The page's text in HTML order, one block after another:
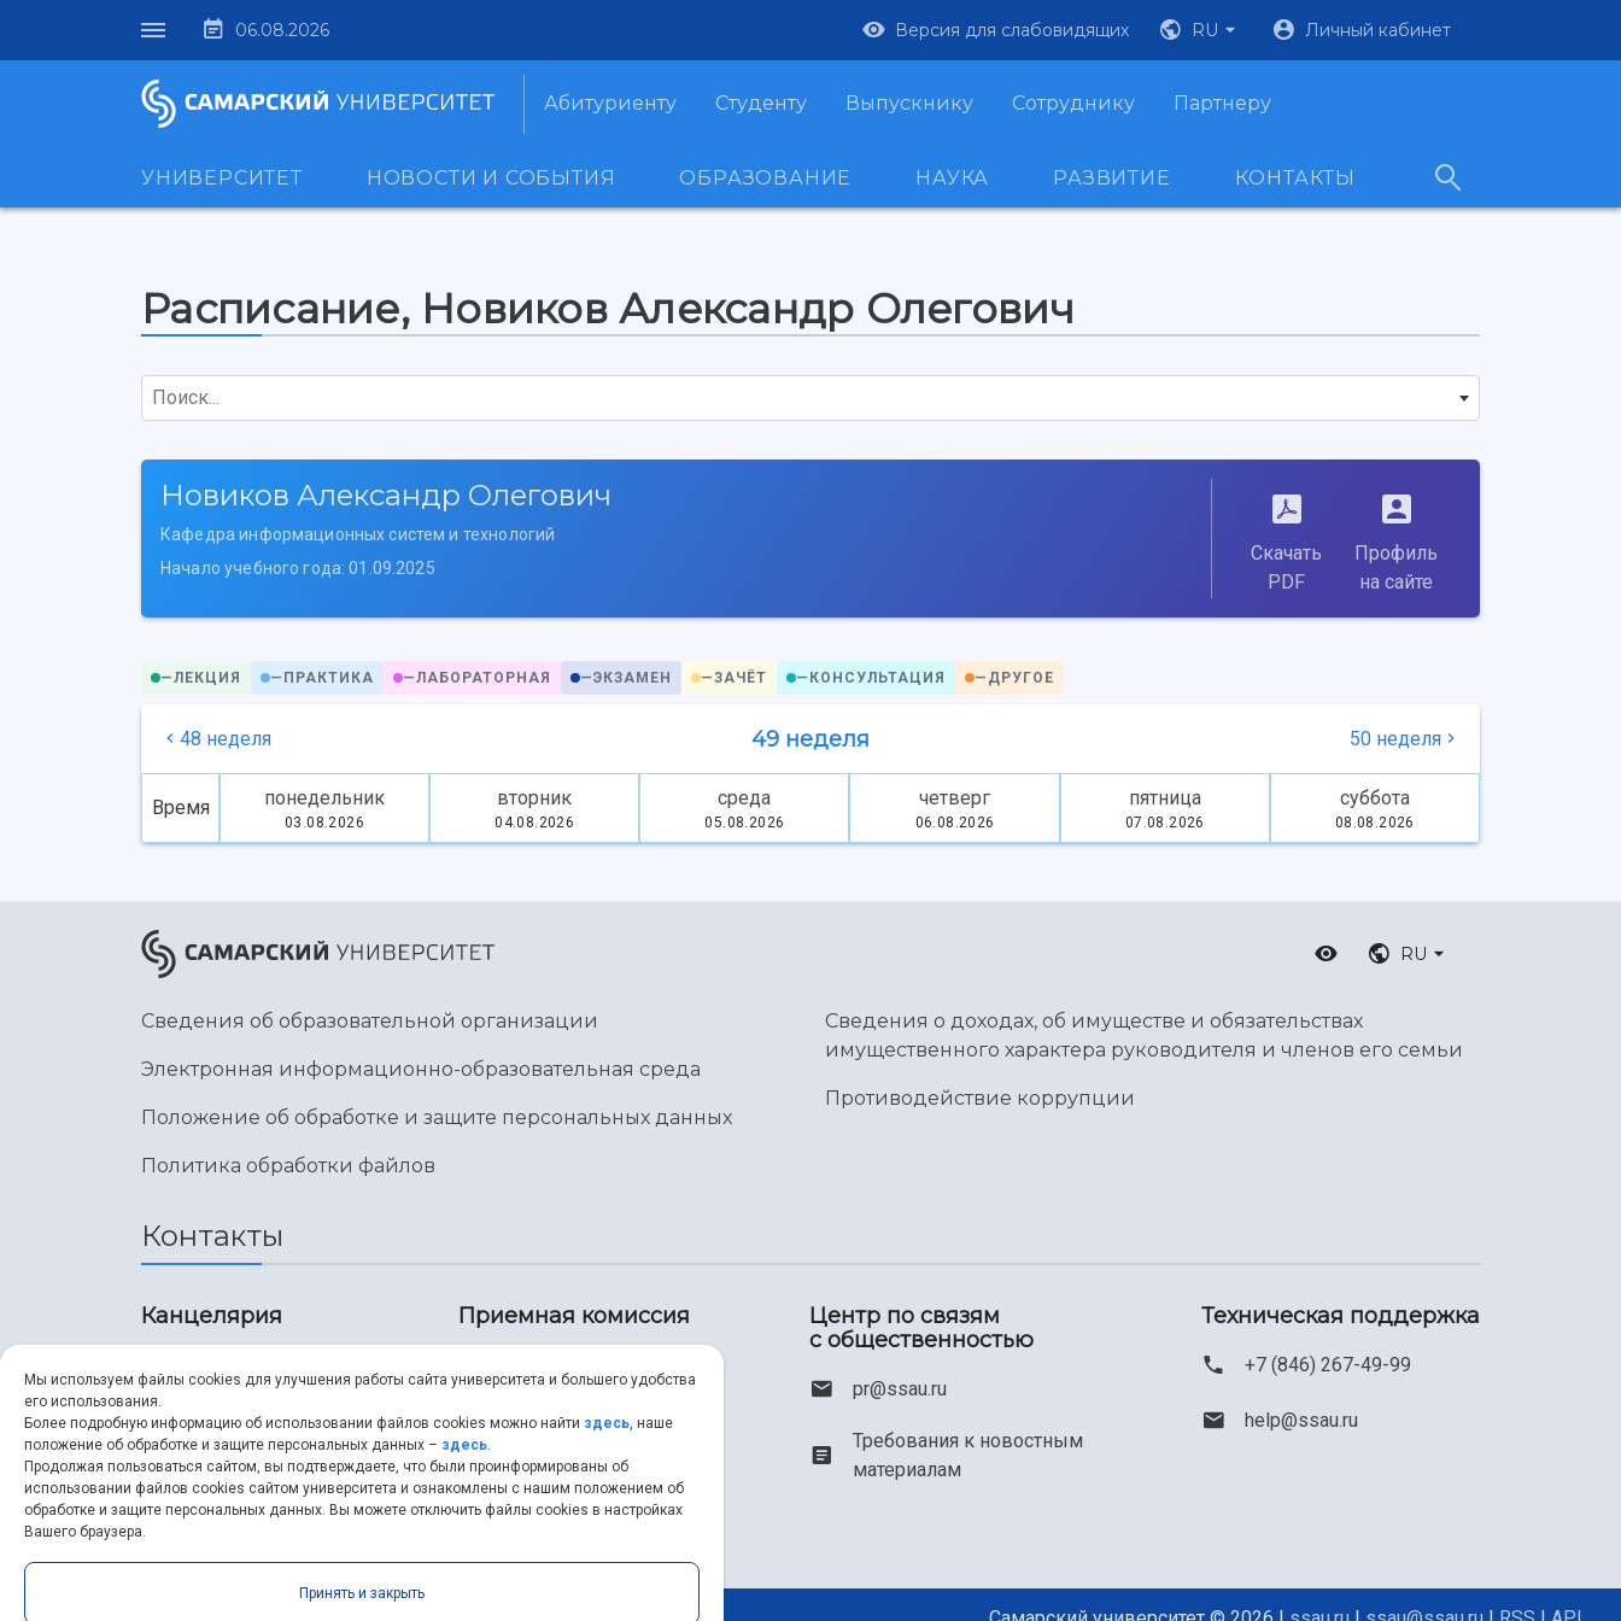
06.08.2026 Версия для слабовидящих RU Личный кабинет
Абитуриенту Студенту Выпускнику Сотруднику Партнеру
УНИВЕРСИТЕТ НОВОСТИ И СОБЫТИЯ ОБРАЗОВАНИЕ НАУКА РАЗВИТИЕ КОНТАКТЫ
Расписание, Новиков Александр Олегович
Поиск...
Новиков Александр Олегович
Кафедра информационных систем и технологий
Начало учебного года: 01.09.2025
Скачать
PDF
Профиль
на сайте
—ЛЕКЦИЯ — ПРАКТИКА —ЛАБОРАТОРНАЯ —ЭКЗАМЕН —ЗАЧЁТ — КОНСУЛЬТАЦИЯ — ДРУГОЕ
48 неделя 49 неделя 50 неделя
Время понедельник
03.08.2026
вторник
04.08.2026
среда
05.08.2026
четверг
06.08.2026
пятница
07.08.2026
суббота
08.08.2026
RU
Сведения об образовательной организации
Электронная информационно-образовательная среда
Положение об обработке и защите персональных данных
Политика обработки файлов
Сведения о доходах, об имуществе и обязательствах
имущественного характера руководителя и членов его семьи
Противодействие коррупции
Контакты
Канцелярия
8 (846) 267-43-70
ssau@ssau.ru
Приемная комиссия
8 (846) 267-48-67
priem@ssau.ru
Центр по связям
с общественностью
pr@ssau.ru
Требования к новостным
материалам
Техническая поддержка
+7 (846) 267-49-99
help@ssau.ru
Мы используем файлы cookies для улучшения работы сайта университета и большего удобства
его использования.
Более подробную информацию об использовании файлов cookies можно найти здесь, наше
положение об обработке и защите персональных данных – здесь.
Продолжая пользоваться сайтом, вы подтверждаете, что были проинформированы об
использовании файлов cookies сайтом университета и ознакомлены с нашим положением об
обработке и защите персональных данных. Вы можете отключить файлы cookies в настройках
Вашего браузера.
Принять и закрыть